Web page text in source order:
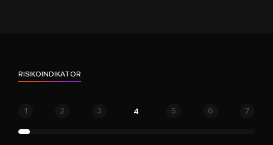
RISIKOINDIKATOR
1 2 3 4 5 6 7